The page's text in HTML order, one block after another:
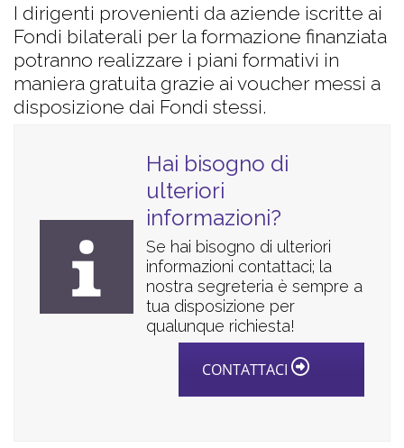
I dirigenti provenienti da aziende iscritte ai
Fondi bilaterali per la formazione finanziata
potranno realizzare i piani formativi in
maniera gratuita grazie ai voucher messi a
disposizione dai Fondi stessi.
Hai bisogno di
ulteriori
informazioni?
Se hai bisogno di ulteriori
informazioni contattaci; la
nostra segreteria è sempre a
tua disposizione per
qualunque richiesta!
CONTATTACI